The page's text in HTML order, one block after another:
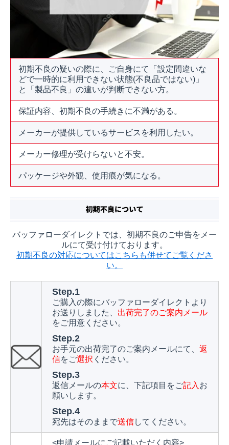
初期不良の疑いの際に、ご自身にて「設定間違いな
どで一時的に利用できない状態(不良品ではない)」
と「製品不良」の違いが判断できない方。
保証内容、初期不良の手続きに不満がある。
メーカーが提供しているサービスを利用したい。
メーカー修理が受けらないと不安。
パッケージや外観、使用痕が気になる。
バッファローダイレクトでは、初期不良のご申告をメー
ルにて受け付けております。
初期不良の対応についてはこちらも併せてご覧くださ
い。
Step.1
ご購入の際にバッファローダイレクトより
お送りしました、 出荷完了のご案内メール
をご用意ください。
Step.2
お手元の出荷完了のご案内メールにて、 返
信をご選択 ください。
Step.3
返信メールの本文に、下記項目をご記入 お
願いします。
Step.4
宛先はそのままで送信してください。
<申請メールにご記載いただく内容>